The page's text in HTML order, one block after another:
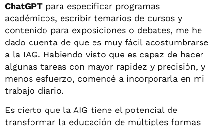
ChatGPT para especificar programas
académicos, escribir temarios de cursos y
contenido para exposiciones o debates, me he
dado cuenta de que es muy fácil acostumbrarse
a la IAG. Habiendo visto que es capaz de hacer
algunas tareas con mayor rapidez y precisión, y
menos esfuerzo, comencé a incorporarla en mi
trabajo diario.
Es cierto que la AIG tiene el potencial de
transformar la educación de múltiples formas